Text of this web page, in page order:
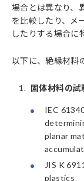
場合とは異なり、
を比較したり、メ
したりする場合に
以下に、絶縁材料
1. 固体材料の試
IEC
planar
JIS K
plastics